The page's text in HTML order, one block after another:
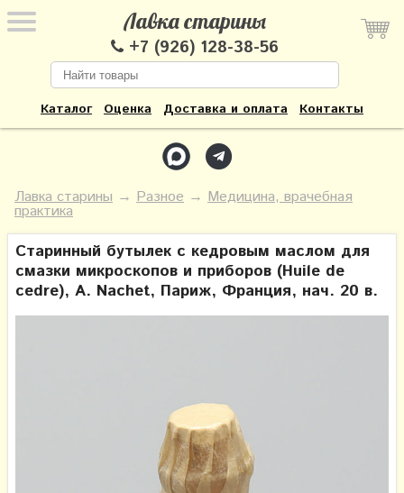
Лавка старины
+7 (926) 128-38-56
Каталог Оценка Доставка и оплата Контакты
Лавка старины → Разное → Медицина, врачебная
практика
Старинный бутылек с кедровым маслом для
смазки микроскопов и приборов (Huile de
cedre), A. Nachet, Париж, Франция, нач. 20 в.